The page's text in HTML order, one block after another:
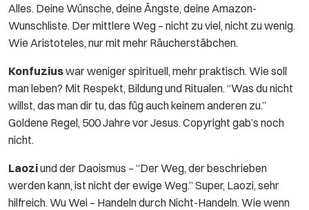
Alles. Deine Wünsche, deine Ängste, deine Amazon-
Wunschliste. Der mittlere Weg – nicht zu viel, nicht zu wenig.
Wie Aristoteles, nur mit mehr Räucherstäbchen.
Konfuziuswar weniger spirituell, mehr praktisch. Wie soll
man leben? Mit Respekt, Bildung und Ritualen. “Was du nicht
willst, das man dir tu, das füg auch keinem anderen zu.”
Goldene Regel, 500 Jahre vor Jesus. Copyright gab’s noch
nicht.
Laoziund der Daoismus – “Der Weg, der beschrieben
werden kann, ist nicht der ewige Weg.” Super, Laozi, sehr
hilfreich. Wu Wei – Handeln durch Nicht-Handeln. Wie wenn